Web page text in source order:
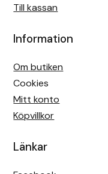
Till kassan
Information
Om butiken
Cookies
Mitt konto
Köpvillkor
Länkar